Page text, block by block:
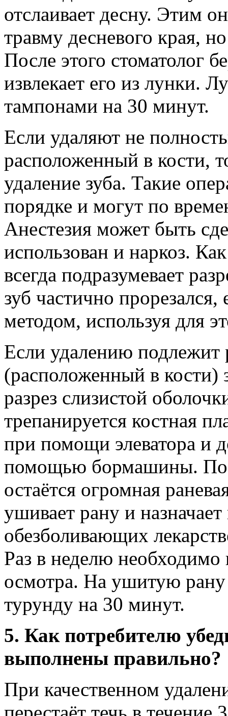
отслаивает десну. Этим
травму десневого края,
После этого стоматолог
извлекает его из лунки.
тампонами на 30 минут.
Если удаляют не
расположенный в кости,
удаление зуба. Такие
порядке и могут по
Анестезия может быть
использован и наркоз.
всегда подразумевает
зуб частично
методом, используя для
Если удалению подлежит
(расположенный в кости)
разрез слизистой
трепанируется костная
при помощи элеватора и
помощью бормашины.
остаётся огромная
ушивает рану и
обезболивающих
Раз в неделю необходимо
осмотра. На ушитую
турунду на 30 минут.
5. Как потребителю
выполнены правильно?
При качественном